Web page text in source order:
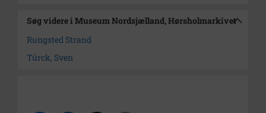
Søg videre i Museum Nordsjælland, Hørsholmarkivet
Rungsted Strand
Türck, Sven